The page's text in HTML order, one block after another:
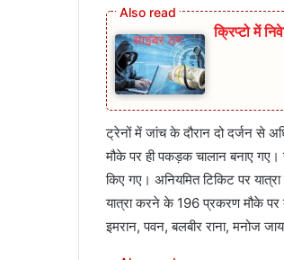
क्रिप्टो में
ट्रेनों में जांच के दौरान दो दर्जन से
मौके पर ही पकड़क चालान बनाए गए।
किए गए। अनियमित टिकिट पर
यात्रा करने के 196 प्रकरण मौके पर
इमरान, पवन, बलबीर राना, मनोज